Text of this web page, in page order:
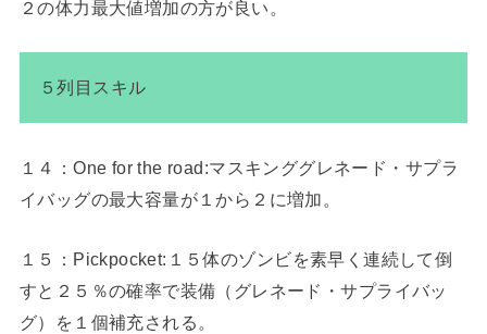
２の体力最大値増加の方が良い。
５列目スキル
１４：One for the road:マスキンググレネード・サプラ
イバッグの最大容量が１から２に増加。
１５：Pickpocket:１５体のゾンビを素早く連続して倒
すと２５％の確率で装備（グレネード・サプライバッ
グ）を１個補充される。